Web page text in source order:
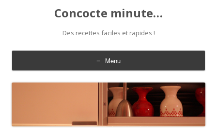
Concocte minute…
Des recettes faciles et rapides !
Menu
Aller
au